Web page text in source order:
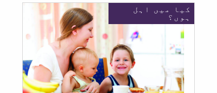
کیا میں اہل
ہوں؟